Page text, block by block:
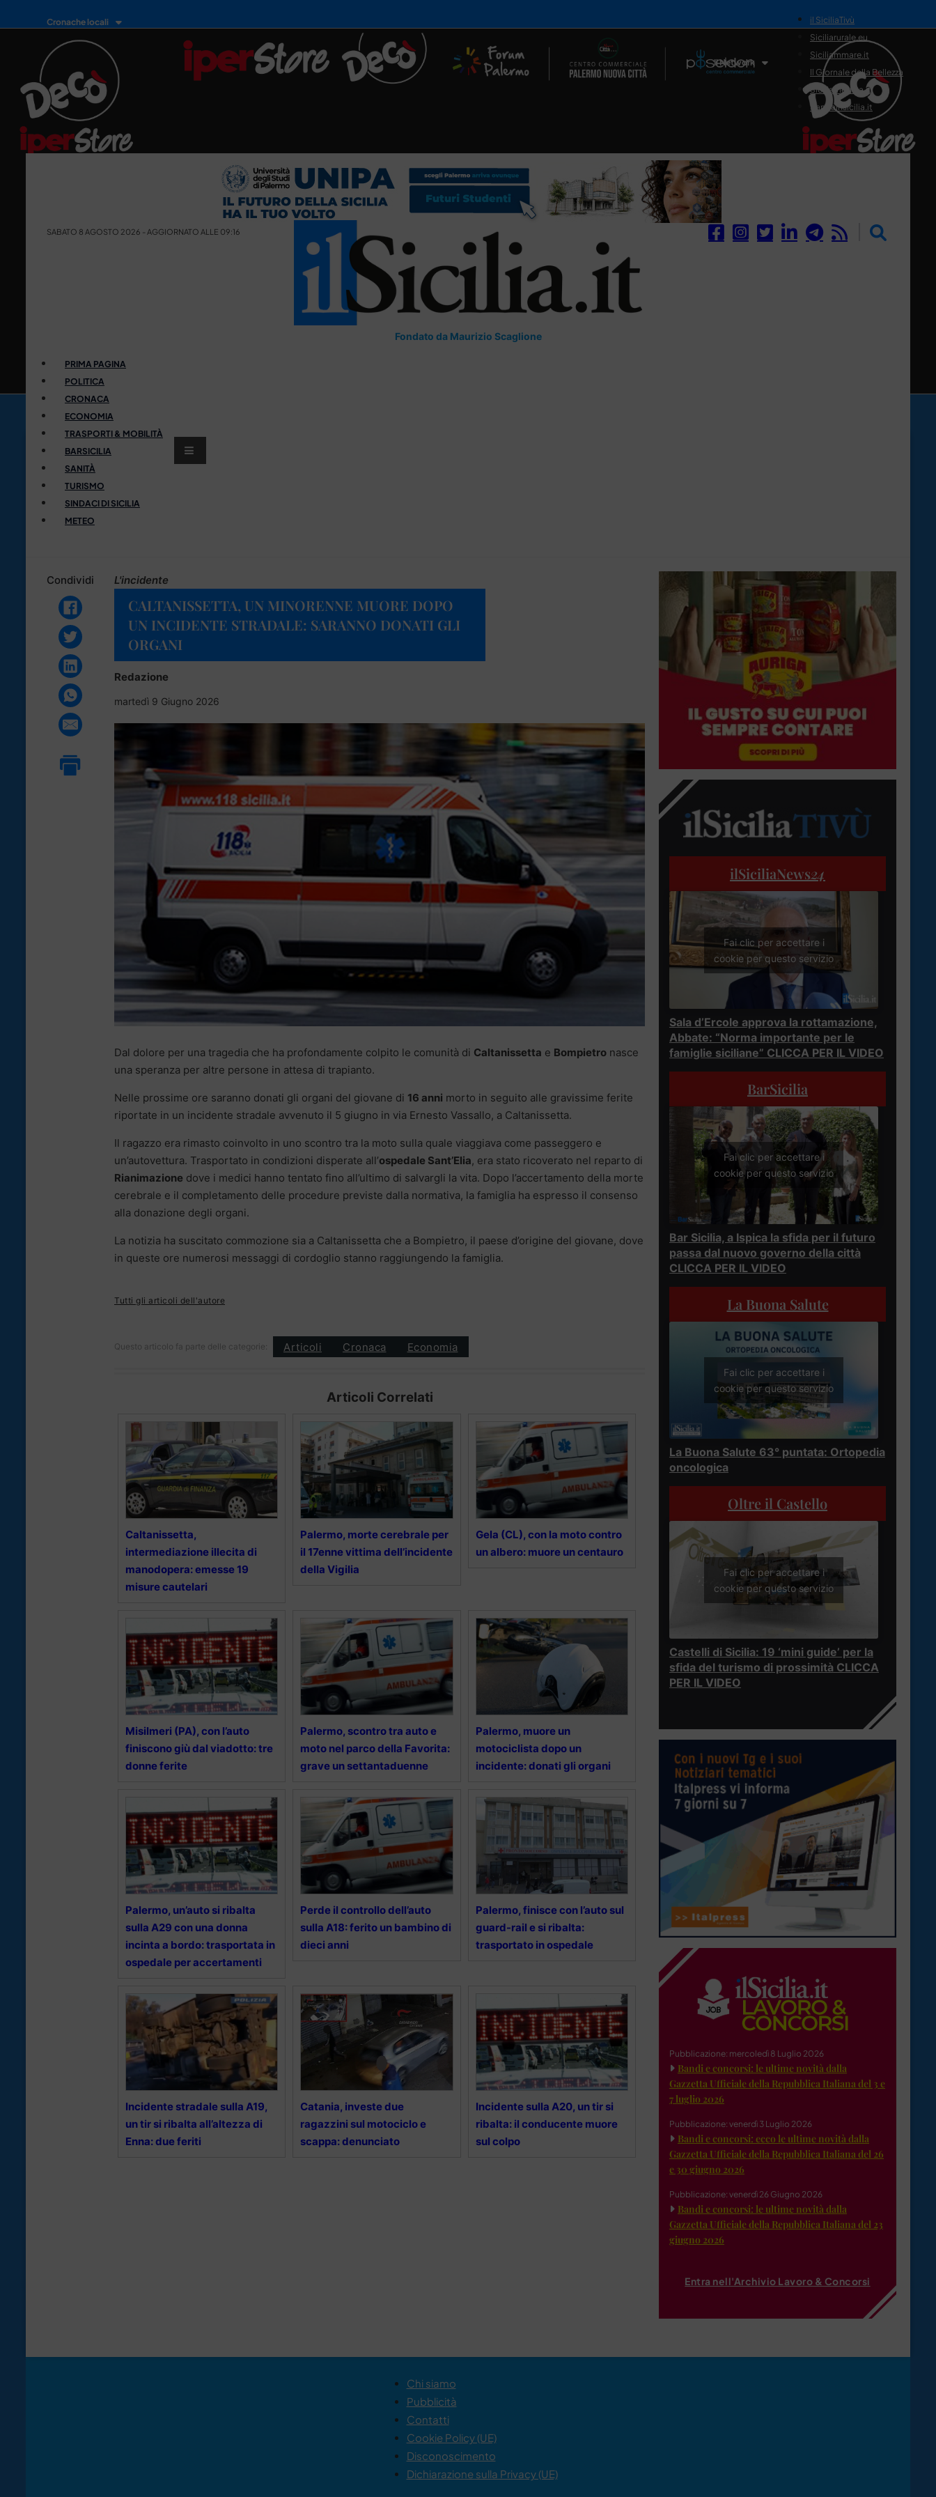
Cronache locali
Il Network
il SiciliaTivù
Siciliarurale.eu
Siciliammare.it
Il Giornale della Bellezza
Siciliamedica.it
Sanitainsicilia.it
SABATO 8 AGOSTO 2026 - AGGIORNATO ALLE 09:16
Fondato da Maurizio Scaglione
PRIMA PAGINA
POLITICA
CRONACA
ECONOMIA
TRASPORTI & MOBILITÀ
BARSICILIA
SANITÀ
TURISMO
SINDACI DI SICILIA
METEO
Condividi L'incidente
CALTANISSETTA, UN MINORENNE MUORE DOPO
UN INCIDENTE STRADALE: SARANNO DONATI GLI
ORGANI
Redazione
martedì 9 Giugno 2026
Dal dolore per una tragedia che ha profondamente colpito le comunità di Caltanissetta e Bompietro nasce
una speranza per altre persone in attesa di trapianto.
Nelle prossime ore saranno donati gli organi del giovane di 16 anni morto in seguito alle gravissime ferite
riportate in un incidente stradale avvenuto il 5 giugno in via Ernesto Vassallo, a Caltanissetta.
Il ragazzo era rimasto coinvolto in uno scontro tra la moto sulla quale viaggiava come passeggero e
un’autovettura. Trasportato in condizioni disperate all’ospedale Sant’Elia, era stato ricoverato nel reparto di
Rianimazione dove i medici hanno tentato fino all’ultimo di salvargli la vita. Dopo l’accertamento della morte
cerebrale e il completamento delle procedure previste dalla normativa, la famiglia ha espresso il consenso
alla donazione degli organi.
La notizia ha suscitato commozione sia a Caltanissetta che a Bompietro, il paese d’origine del giovane, dove
in queste ore numerosi messaggi di cordoglio stanno raggiungendo la famiglia.
Tutti gli articoli dell'autore
Questo articolo fa parte delle categorie: Articoli Cronaca Economia
Articoli Correlati
Caltanissetta,
intermediazione illecita di
manodopera: emesse 19
misure cautelari
Palermo, morte cerebrale per
il 17enne vittima dell’incidente
della Vigilia
Gela (CL), con la moto contro
un albero: muore un centauro
Misilmeri (PA), con l’auto
finiscono giù dal viadotto: tre
donne ferite
Palermo, scontro tra auto e
moto nel parco della Favorita:
grave un settantaduenne
Palermo, muore un
motociclista dopo un
incidente: donati gli organi
Palermo, un’auto si ribalta
sulla A29 con una donna
incinta a bordo: trasportata in
ospedale per accertamenti
Perde il controllo dell’auto
sulla A18: ferito un bambino di
dieci anni
Palermo, finisce con l’auto sul
guard-rail e si ribalta:
trasportato in ospedale
Incidente stradale sulla A19,
un tir si ribalta all’altezza di
Enna: due feriti
Catania, investe due
ragazzini sul motociclo e
scappa: denunciato
Incidente sulla A20, un tir si
ribalta: il conducente muore
sul colpo
ilSiciliaNews24
Fai clic per accettare i
cookie per questo servizio
Sala d’Ercole approva la rottamazione,
Abbate: “Norma importante per le
famiglie siciliane” CLICCA PER IL VIDEO
BarSicilia
Fai clic per accettare i
cookie per questo servizio
Bar Sicilia, a Ispica la sfida per il futuro
passa dal nuovo governo della città
CLICCA PER IL VIDEO
La Buona Salute
Fai clic per accettare i
cookie per questo servizio
La Buona Salute 63° puntata: Ortopedia
oncologica
Oltre il Castello
Fai clic per accettare i
cookie per questo servizio
Castelli di Sicilia: 19 ‘mini guide’ per la
sfida del turismo di prossimità CLICCA
PER IL VIDEO
Pubblicazione: mercoledì 8 Luglio 2026
Bandi e concorsi: le ultime novità dalla
Gazzetta Ufficiale della Repubblica Italiana del 3 e
7 luglio 2026
Pubblicazione: venerdì 3 Luglio 2026
Bandi e concorsi: ecco le ultime novità dalla
Gazzetta Ufficiale della Repubblica Italiana del 26
e 30 giugno 2026
Pubblicazione: venerdì 26 Giugno 2026
Bandi e concorsi: le ultime novità dalla
Gazzetta Ufficiale della Repubblica Italiana del 23
giugno 2026
Entra nell'Archivio Lavoro & Concorsi
Chi siamo
Pubblicità
Contatti
Cookie Policy (UE)
Disconoscimento
Dichiarazione sulla Privacy (UE)